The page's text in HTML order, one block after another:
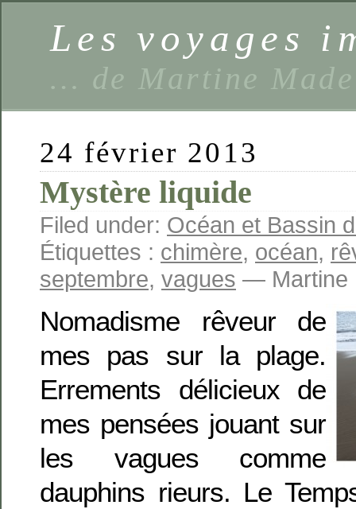
Les voyages
… de Martine
24 février 2013
Mystère liquide
Filed under: Océan et Bassin
Étiquettes : chimère, océan,
septembre, vagues — Martine
Nomadisme rêveur de
mes pas sur la plage.
Errements délicieux de
mes pensées jouant sur
les vagues comme
dauphins rieurs. Le